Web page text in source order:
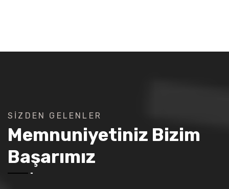
SIZDEN GELENLER
Memnuniyetiniz Bizim
Başarımız